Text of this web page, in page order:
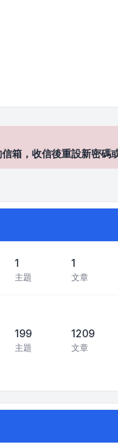
，收信後重設新密碼或
1
主題
1
文章
199
主題
1209
文章